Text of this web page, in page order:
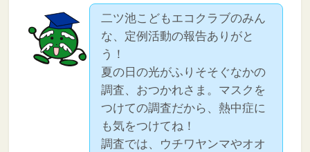
二ツ池こどもエコクラブのみん
な、定例活動の報告ありがと
う！
夏の日の光がふりそそぐなかの
調査、おつかれさま。マスクを
つけての調査だから、熱中症に
も気をつけてね！
調査では、ウチワヤンマやオオ